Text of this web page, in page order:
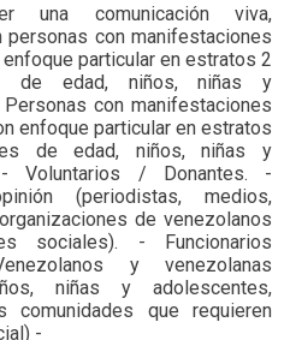
una comunicación viva,
personas con manifestaciones
particular en estratos 2
de edad, niños, niñas y
Personas con manifestaciones
enfoque particular en estratos
de edad, niños, niñas y
- Voluntarios / Donantes. -
(periodistas, medios,
de venezolanos
sociales). - Funcionarios
y venezolanas
niñas y adolescentes,
comunidades que requieren
-